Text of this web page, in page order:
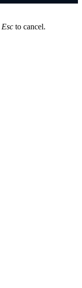
Esc to cancel.